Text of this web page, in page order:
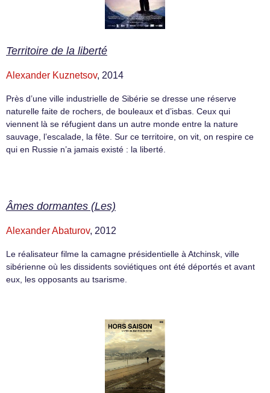
Territoire de la liberté
Alexander Kuznetsov, 2014
Près d’une ville industrielle de Sibérie se dresse une réserve
naturelle faite de rochers, de bouleaux et d’isbas. Ceux qui
viennent là se réfugient dans un autre monde entre la nature
sauvage, l’escalade, la fête. Sur ce territoire, on vit, on respire ce
qui en Russie n’a jamais existé : la liberté.
Âmes dormantes (Les)
Alexander Abaturov, 2012
Le réalisateur filme la camagne présidentielle à Atchinsk, ville
sibérienne où les dissidents soviétiques ont été déportés et avant
eux, les opposants au tsarisme.